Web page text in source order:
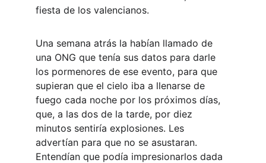
fiesta de los valencianos.
Una semana atrás la habían llamado de
una ONG que tenía sus datos para darle
los pormenores de ese evento, para que
supieran que el cielo iba a llenarse de
fuego cada noche por los próximos días,
que, a las dos de la tarde, por diez
minutos sentiría explosiones. Les
advertían para que no se asustaran.
Entendían que podía impresionarlos dada